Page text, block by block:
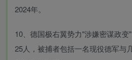
2024年。
10、德国极右翼势力"涉嫌密谋政
25人，被捕者包括一名现役德军与